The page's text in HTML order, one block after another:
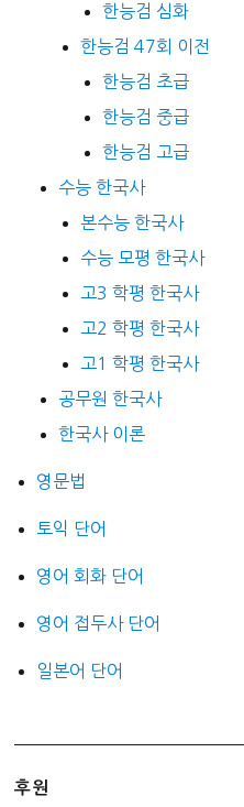
한능검 심화
한능검 47회 이전
한능검 초급
한능검 중급
한능검 고급
수능 한국사
본수능 한국사
수능 모평 한국사
고3 학평 한국사
고2 학평 한국사
고1 학평 한국사
공무원 한국사
한국사 이론
영문법
토익 단어
영어 회화 단어
영어 접두사 단어
일본어 단어
후원